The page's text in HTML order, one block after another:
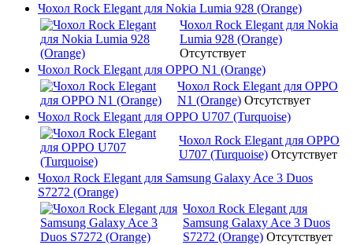
Чохол Rock Elegant для Nokia Lumia 928 (Orange)
Чохол Rock Elegant для Nokia
Lumia 928 (Orange)
Отсутствует
Чохол Rock Elegant для OPPO N1 (Orange)
Чохол Rock Elegant для OPPO
N1 (Orange) Отсутствует
Чохол Rock Elegant для OPPO U707 (Turquoise)
Чохол Rock Elegant для OPPO
U707 (Turquoise) Отсутствует
Чохол Rock Elegant для Samsung Galaxy Ace 3 Duos
S7272 (Orange)
Чохол Rock Elegant для
Samsung Galaxy Ace 3 Duos
S7272 (Orange) Отсутствует